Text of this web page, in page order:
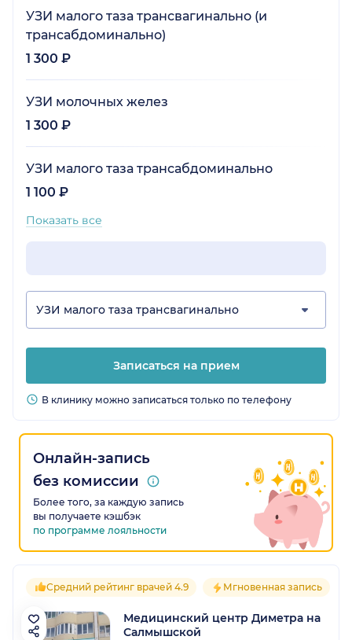
УЗИ малого таза трансвагинально (и
трансабдоминально)
1 300 ₽
УЗИ молочных желез
1 300 ₽
УЗИ малого таза трансабдоминально
1 100 ₽
Показать все
УЗИ малого таза трансвагинально
Записаться на прием
В клинику можно записаться только по телефону
Онлайн-запись
без комиссии
Более того, за каждую запись
вы получаете кэшбэк
по программе лояльности
Средний рейтинг врачей 4.9 Мгновенная запись
Медицинский центр Диметра на
Салмышской